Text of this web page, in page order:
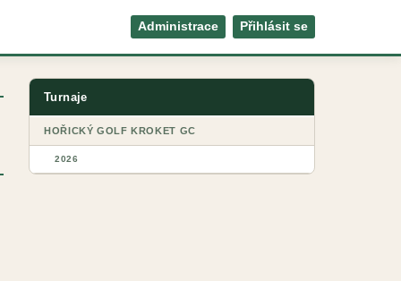
Administrace Přihlásit se
Turnaje
HOŘICKÝ GOLF KROKET GC
2026